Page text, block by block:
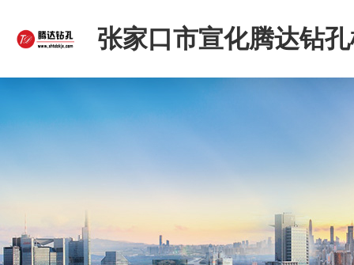
张家口市宣化腾达钻
限公司